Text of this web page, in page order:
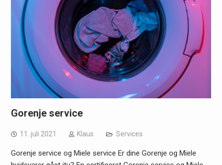
Gorenje service
11. juli 2021 Klaus Services
Gorenje service og Miele service Er dine Gorenje og Miele